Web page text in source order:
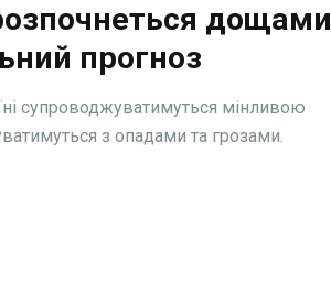
дощами
прогноз
супроводжуватимуться мінливою
з опадами та грозами.